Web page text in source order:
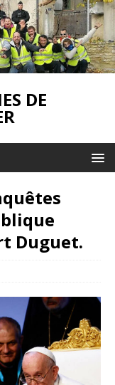
DE
Duguet.